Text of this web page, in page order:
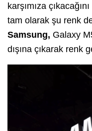
karşımıza
tam olarak şu renk
Samsung, Galaxy
dışına çıkarak renk